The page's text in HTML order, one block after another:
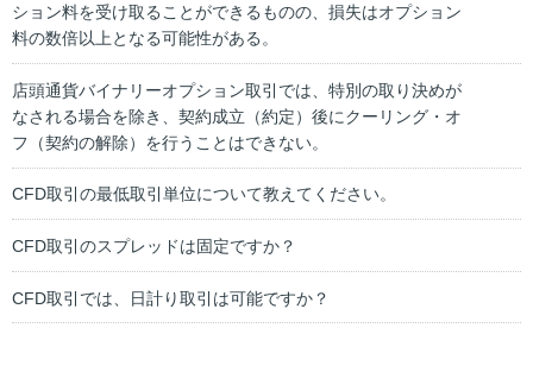
ション料を受け取ることができるものの、損失はオプション
料の数倍以上となる可能性がある。
店頭通貨バイナリーオプション取引では、特別の取り決めが
なされる場合を除き、契約成立（約定）後にクーリング・オ
フ（契約の解除）を行うことはできない。
CFD取引の最低取引単位について教えてください。
CFD取引のスプレッドは固定ですか？
CFD取引では、日計り取引は可能ですか？